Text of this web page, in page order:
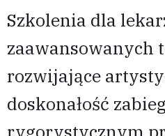
Szkolenia dla
zaawansowanych
rozwijające
doskonałość